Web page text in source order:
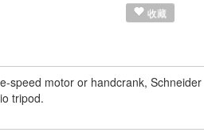
收藏
speed motor or handcrank, Schneider
tripod.